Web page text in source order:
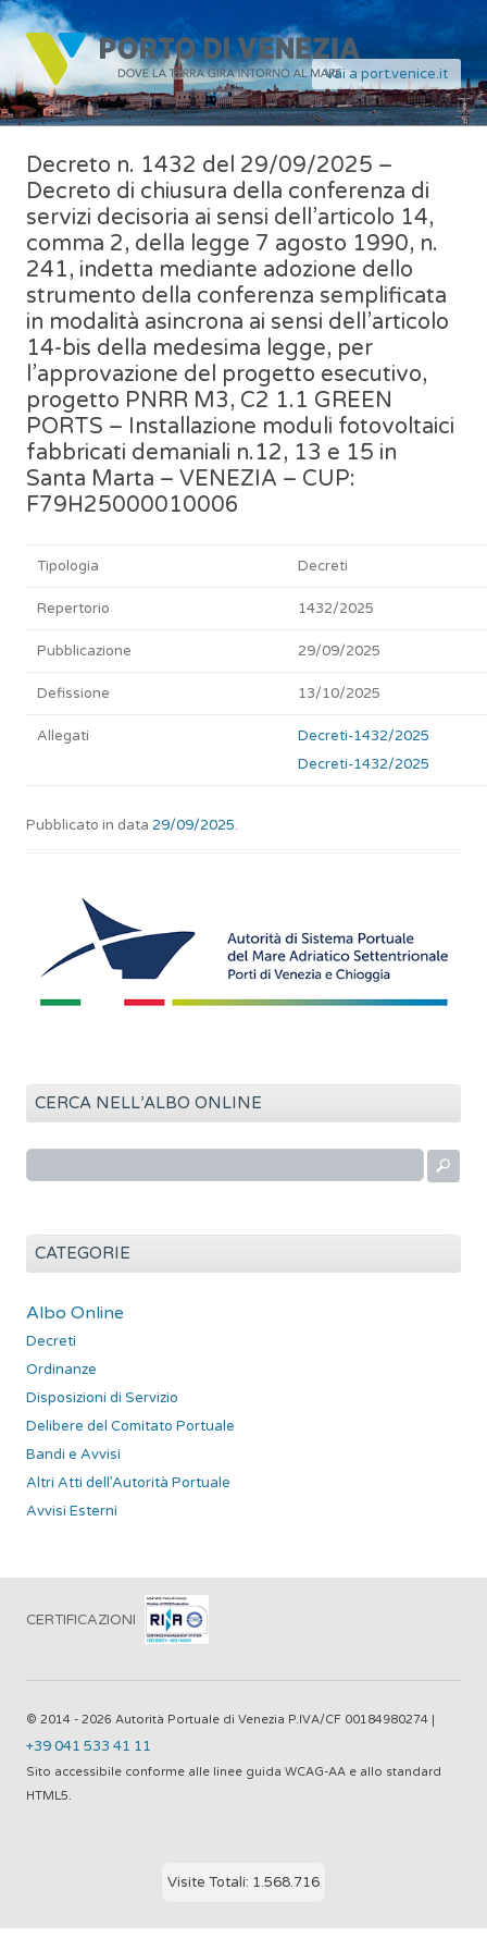
Vai a port.venice.it
Decreto n. 1432 del 29/09/2025 –
Decreto di chiusura della conferenza di
servizi decisoria ai sensi dell’articolo 14,
comma 2, della legge 7 agosto 1990, n.
241, indetta mediante adozione dello
strumento della conferenza semplificata
in modalità asincrona ai sensi dell’articolo
14-bis della medesima legge, per
l’approvazione del progetto esecutivo,
progetto PNRR M3, C2 1.1 GREEN
PORTS – Installazione moduli fotovoltaici
fabbricati demaniali n.12, 13 e 15 in
Santa Marta – VENEZIA – CUP:
F79H25000010006
Tipologia Decreti
Repertorio 1432/2025
Pubblicazione 29/09/2025
Defissione 13/10/2025
Allegati
Decreti-1432/2025
Decreti-1432/2025
Pubblicato in data 29/09/2025.
CERCA NELL’ALBO ONLINE
e
a
p
e
r
:
CATEGORIE
Albo Online
Decreti
Ordinanze
Disposizioni di Servizio
Delibere del Comitato Portuale
Bandi e Avvisi
Altri Atti dell’Autorità Portuale
Avvisi Esterni
CERTIFICAZIONI
© 2014 - 2026 Autorità Portuale di Venezia P.IVA/CF 00184980274 |
+39 041 533 41 11
Sito accessibile conforme alle linee guida WCAG-AA e allo standard
HTML5.
Visite Totali: 1.568.716